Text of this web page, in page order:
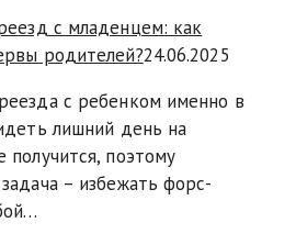
с младенцем: как
родителей?24.06.2025
с ребенком именно в
лишний день на
получится, поэтому
– избежать форс-